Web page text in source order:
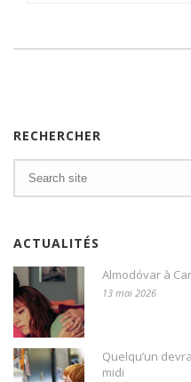
RECHERCHER
ACTUALITÉS
Almodóvar à
13 mai 2026
Quelqu’un
midi